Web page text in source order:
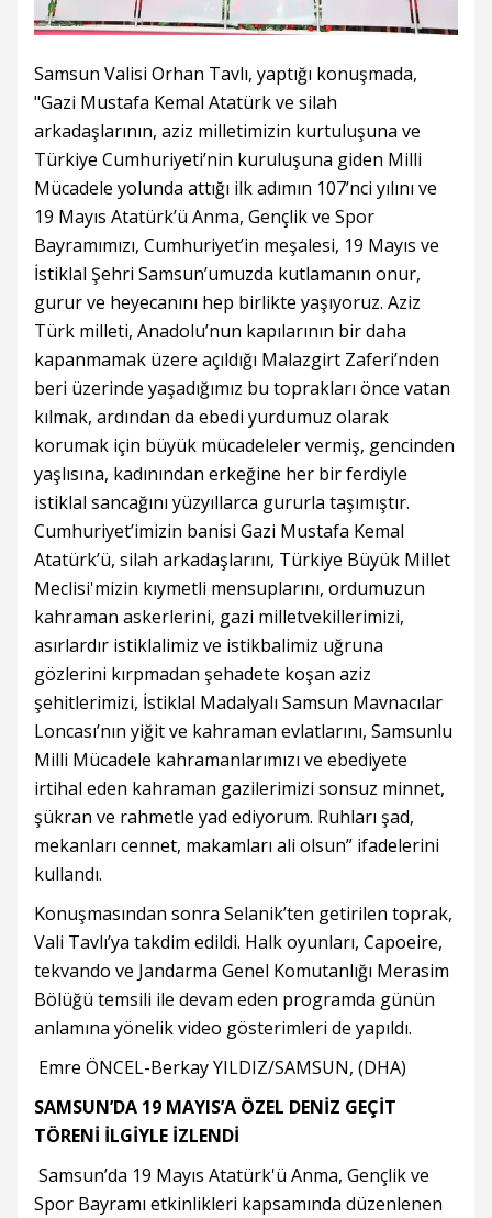
Samsun Valisi Orhan Tavlı, yaptığı konuşmada,
"Gazi Mustafa Kemal Atatürk ve silah
arkadaşlarının, aziz milletimizin kurtuluşuna ve
Türkiye Cumhuriyeti’nin kuruluşuna giden Milli
Mücadele yolunda attığı ilk adımın 107’nci yılını ve
19 Mayıs Atatürk’ü Anma, Gençlik ve Spor
Bayramımızı, Cumhuriyet’in meşalesi, 19 Mayıs ve
İstiklal Şehri Samsun’umuzda kutlamanın onur,
gurur ve heyecanını hep birlikte yaşıyoruz. Aziz
Türk milleti, Anadolu’nun kapılarının bir daha
kapanmamak üzere açıldığı Malazgirt Zaferi’nden
beri üzerinde yaşadığımız bu toprakları önce vatan
kılmak, ardından da ebedi yurdumuz olarak
korumak için büyük mücadeleler vermiş, gencinden
yaşlısına, kadınından erkeğine her bir ferdiyle
istiklal sancağını yüzyıllarca gururla taşımıştır.
Cumhuriyet’imizin banisi Gazi Mustafa Kemal
Atatürk’ü, silah arkadaşlarını, Türkiye Büyük Millet
Meclisi'mizin kıymetli mensuplarını, ordumuzun
kahraman askerlerini, gazi milletvekillerimizi,
asırlardır istiklalimiz ve istikbalimiz uğruna
gözlerini kırpmadan şehadete koşan aziz
şehitlerimizi, İstiklal Madalyalı Samsun Mavnacılar
Loncası’nın yiğit ve kahraman evlatlarını, Samsunlu
Milli Mücadele kahramanlarımızı ve ebediyete
irtihal eden kahraman gazilerimizi sonsuz minnet,
şükran ve rahmetle yad ediyorum. Ruhları şad,
mekanları cennet, makamları ali olsun” ifadelerini
kullandı.
Konuşmasından sonra Selanik’ten getirilen toprak,
Vali Tavlı’ya takdim edildi. Halk oyunları, Capoeire,
tekvando ve Jandarma Genel Komutanlığı Merasim
Bölüğü temsili ile devam eden programda günün
anlamına yönelik video gösterimleri de yapıldı.
Emre ÖNCEL-Berkay YILDIZ/SAMSUN, (DHA)
SAMSUN’DA 19 MAYIS’A ÖZEL DENİZ GEÇİT
TÖRENİ İLGİYLE İZLENDİ
Samsun’da 19 Mayıs Atatürk'ü Anma, Gençlik ve
Spor Bayramı etkinlikleri kapsamında düzenlenen